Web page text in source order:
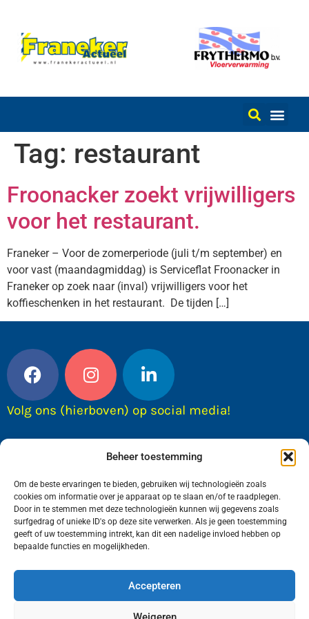
Beheer toestemming
Om de beste ervaringen te bieden, gebruiken wij technologieën zoals
cookies om informatie over je apparaat op te slaan en/of te raadplegen.
Door in te stemmen met deze technologieën kunnen wij gegevens zoals
surfgedrag of unieke ID's op deze site verwerken. Als je geen toestemming
geeft of uw toestemming intrekt, kan dit een nadelige invloed hebben op
bepaalde functies en mogelijkheden.
Accepteren
Tag: restaurant
Froonacker zoekt vrijwilligers
voor het restaurant.
Franeker – Voor de zomerperiode (juli t/m september) en
voor vast (maandagmiddag) is Serviceflat Froonacker in
Franeker op zoek naar (inval) vrijwilligers voor het
koffieschenken in het restaurant. De tijden […]
Volg ons (hierboven) op social media!
Wij van FranekerActueel.nl verzorgen het nieuws
in de Gemeente Waadhoeke. Met als hoofdplaats